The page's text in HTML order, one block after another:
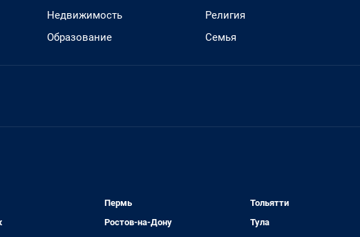
Недвижимость
Образование
Религия
Семья
Пермь
Ростов-на-Дону
Тольятти
Тула